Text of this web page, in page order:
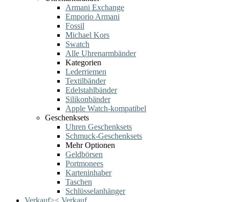
Armani Exchange
Emporio Armani
Fossil
Michael Kors
Swatch
Alle Uhrenarmbänder
Kategorien
Lederriemen
Textilbänder
Edelstahlbänder
Silikonbänder
Apple Watch-kompatibel
Geschenksets
Uhren Geschenksets
Schmuck-Geschenksets
Mehr Optionen
Geldbörsen
Portmonees
Karteninhaber
Taschen
Schlüsselanhänger
Verkauf>< Verkauf